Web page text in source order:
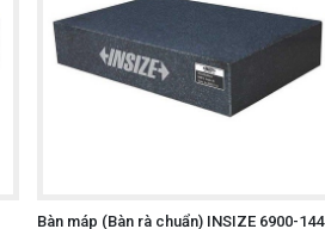
Bàn máp (Bàn rà chuẩn) INSIZE 6900-144